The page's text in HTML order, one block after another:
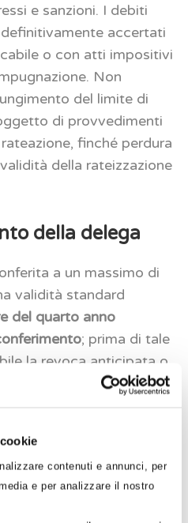
contenuti e annunci, per
e per analizzare il nostro
e sanzioni. I debiti
accertati
o con atti impositivi
Non
del limite di
di provvedimenti
finché perdura
della rateizzazione
della delega
a un massimo di
validità standard
del quarto anno
; prima di tale
la revoca anticipata o
, i dati della stessa
all’Agenzia delle